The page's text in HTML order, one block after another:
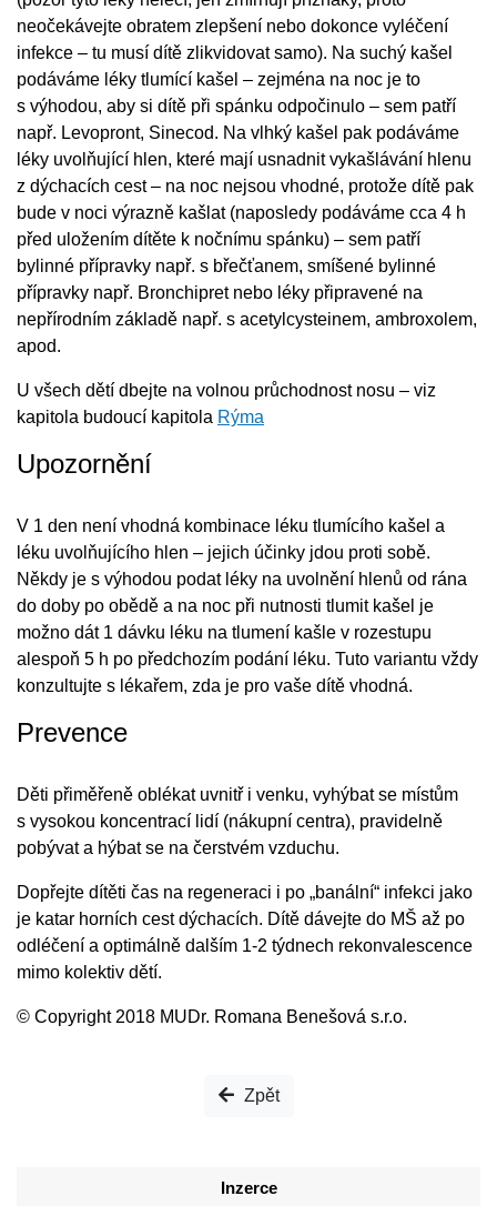
neočekávejte obratem zlepšení nebo dokonce vyléčení
infekce – tu musí dítě zlikvidovat samo). Na suchý kašel
podáváme léky tlumící kašel – zejména na noc je to
s výhodou, aby si dítě při spánku odpočinulo – sem patří
např. Levopront, Sinecod. Na vlhký kašel pak podáváme
léky uvolňující hlen, které mají usnadnit vykašlávání hlenu
z dýchacích cest – na noc nejsou vhodné, protože dítě pak
bude v noci výrazně kašlat (naposledy podáváme cca 4 h
před uložením dítěte k nočnímu spánku) – sem patří
bylinné přípravky např. s břečťanem, smíšené bylinné
přípravky např. Bronchipret nebo léky připravené na
nepřírodním základě např. s acetylcysteinem, ambroxolem,
apod.
U všech dětí dbejte na volnou průchodnost nosu – viz
kapitola budoucí kapitola Rýma
Upozornění
V 1 den není vhodná kombinace léku tlumícího kašel a
léku uvolňujícího hlen – jejich účinky jdou proti sobě.
Někdy je s výhodou podat léky na uvolnění hlenů od rána
do doby po obědě a na noc při nutnosti tlumit kašel je
možno dát 1 dávku léku na tlumení kašle v rozestupu
alespoň 5 h po předchozím podání léku. Tuto variantu vždy
konzultujte s lékařem, zda je pro vaše dítě vhodná.
Prevence
Děti přiměřeně oblékat uvnitř i venku, vyhýbat se místům
s vysokou koncentrací lidí (nákupní centra), pravidelně
pobývat a hýbat se na čerstvém vzduchu.
Dopřejte dítěti čas na regeneraci i po „banální“ infekci jako
je katar horních cest dýchacích. Dítě dávejte do MŠ až po
odléčení a optimálně dalším 1-2 týdnech rekonvalescence
mimo kolektiv dětí.
© Copyright 2018 MUDr. Romana Benešová s.r.o.
Zpět
Inzerce